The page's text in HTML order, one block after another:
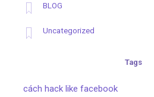
BLOG
Uncategorized
Tags
cách hack like facebook